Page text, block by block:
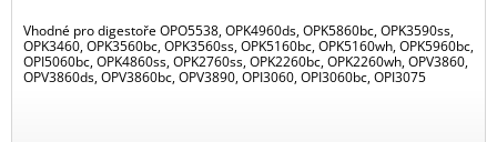
Vhodné pro digestoře OPO5538, OPK4960ds, OPK5860bc, OPK3590ss,
OPK3460, OPK3560bc, OPK3560ss, OPK5160bc, OPK5160wh, OPK5960bc,
OPI5060bc, OPK4860ss, OPK2760ss, OPK2260bc, OPK2260wh, OPV3860,
OPV3860ds, OPV3860bc, OPV3890, OPI3060, OPI3060bc, OPI3075